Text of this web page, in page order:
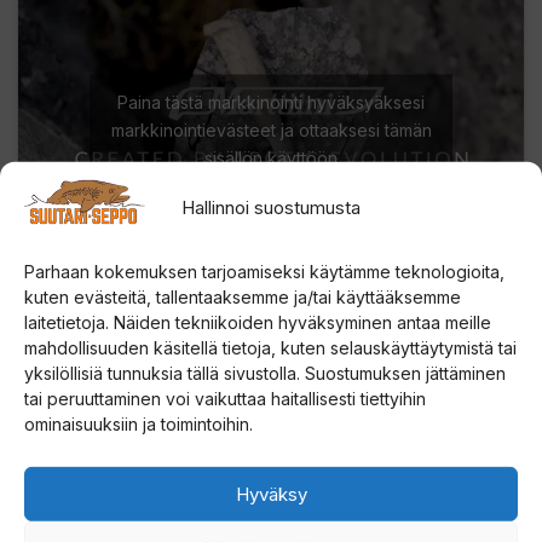
Hallinnoi suostumusta
Parhaan kokemuksen tarjoamiseksi käytämme teknologioita,
kuten evästeitä, tallentaaksemme ja/tai käyttääksemme
laitetietoja. Näiden tekniikoiden hyväksyminen antaa meille
mahdollisuuden käsitellä tietoja, kuten selauskäyttäytymistä tai
yksilöllisiä tunnuksia tällä sivustolla. Suostumuksen jättäminen
tai peruuttaminen voi vaikuttaa haitallisesti tiettyihin
ominaisuuksiin ja toimintoihin.
Hyväksy
Paina tästä markkinointi hyväksyäksesi
markkinointievästeet ja ottaaksesi tämän
sisällön käyttöön
Tutustu myös